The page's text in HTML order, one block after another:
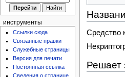
Средство
Решает
инструменты
Ссылки сюда
Связанные правки
Служебные страницы
Версия для печати
Постоянная ссылка
Сведения о странице